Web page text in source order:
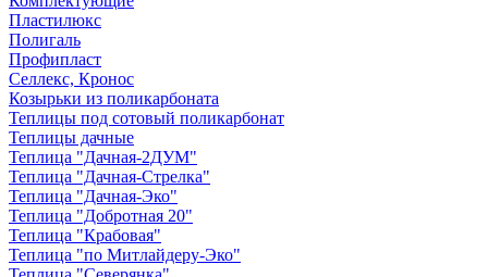
Пластилюкс
Полигаль
Профипласт
Селлекс, Кронос
Козырьки из поликарбоната
Теплицы под сотовый поликарбонат
Теплицы дачные
Теплица "Дачная-2ДУМ"
Теплица "Дачная-Стрелка"
Теплица "Дачная-Эко"
Теплица "Добротная 20"
Теплица "Крабовая"
Теплица "по Митлайдеру-Эко"